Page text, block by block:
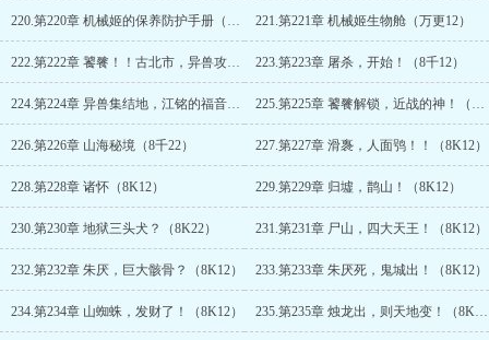
220.第220章 机械姬的保养防护手册（万更22） 221.第221章 机械姬生物舱（万更12）
222.第222章 饕餮！！古北市，异兽攻城！（万更22） 223.第223章 屠杀，开始！（8千12）
224.第224章 异兽集结地，江铭的福音！（8千22） 225.第225章 饕餮解锁，近战的神！（8千12）
226.第226章 山海秘境（8千22） 227.第227章 滑褢，人面鸮！！（8K12）
228.第228章 诸怀（8K12） 229.第229章 归墟，鹊山！（8K12）
230.第230章 地狱三头犬？（8K22） 231.第231章 尸山，四大天王！（8K12）
232.第232章 朱厌，巨大骸骨？（8K12） 233.第233章 朱厌死，鬼城出！（8K12）
234.第234章 山蜘蛛，发财了！（8K12） 235.第235章 烛龙出，则天地变！（8K12）